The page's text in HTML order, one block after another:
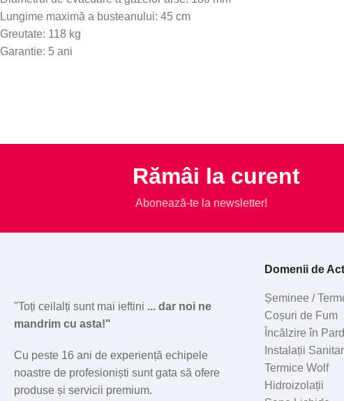
Lungime maximă a busteanului: 45 cm
Greutate: 118 kg
Garantie: 5 ani
Rămâi la curent
Abonează-te la newsletter!
"Toți ceilalți sunt mai ieftini ... dar noi ne
mandrim cu asta!"
Cu peste 16 ani de experiență echipele
noastre de profesioniști sunt gata să ofere
produse și servicii premium.
Domenii de
Șeminee /
Coșuri de Fum
Încălzire în
Instalații
Termice Wolf
Hidroizolații